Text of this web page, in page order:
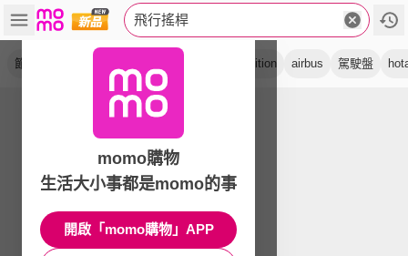
飛行搖桿
節流閥 edition airbus 駕駛盤
momo購物
生活大小事都是momo的事
開啟「momo購物」APP